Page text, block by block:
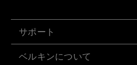
サポート
ベルキンについて